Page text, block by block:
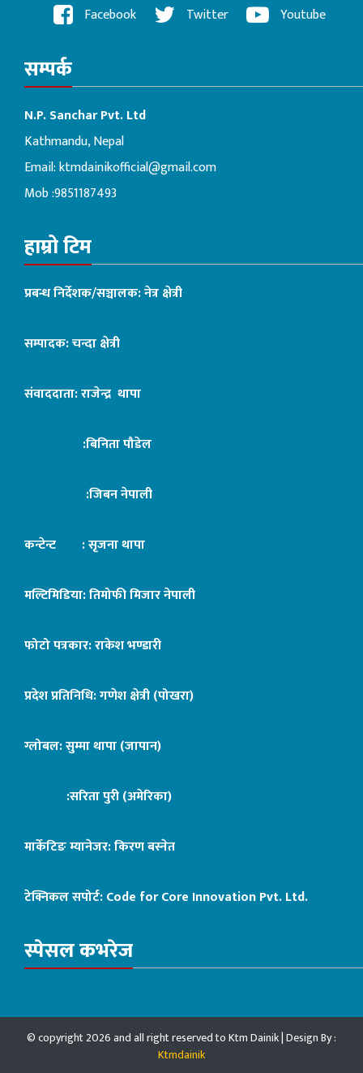
Facebook Twitter Youtube
सम्पर्क
N.P. Sanchar Pvt. Ltd
Kathmandu, Nepal
Email:ktmdainikofficial@gmail.com
Mob :9851187493
हाम्रो टिम
प्रबन्ध निर्देशक/सञ्चालक: नेत्र क्षेत्री
सम्पादक: चन्दा क्षेत्री
संवाददाता: राजेन्द्र थापा
:बिनिता पौडेल
:जिबन नेपाली
कन्टेन्ट : सृजना थापा
मल्टिमिडिया: तिमोफी मिजार नेपाली
फोटो पत्रकार: राकेश भण्डारी
प्रदेश प्रतिनिधि: गणेश क्षेत्री (पोखरा)
ग्लोबल: सुम्मा थापा (जापान)
:सरिता पुरी (अमेरिका)
मार्केटिङ म्यानेजर: किरण बस्नेत
टेक्निकल सपोर्ट:Code for Core Innovation Pvt. Ltd.
स्पेसल कभरेज
© copyright 2026 and all right reserved to Ktm Dainik | Design By :
Ktmdainik